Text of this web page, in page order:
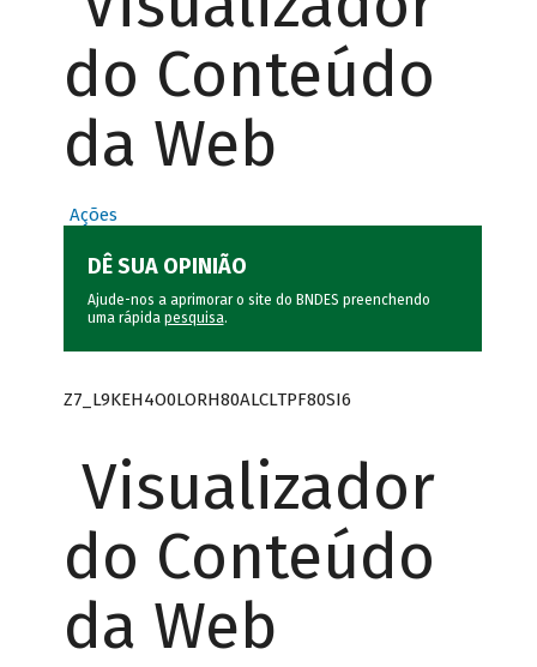
do Conteúdo
da Web
Ações
DÊ SUA OPINIÃO
Ajude-nos a aprimorar o site do BNDES preenchendo
uma rápida pesquisa.
Z7_L9KEH4O0LORH80ALCLTPF80SI6
Visualizador
do Conteúdo
da Web